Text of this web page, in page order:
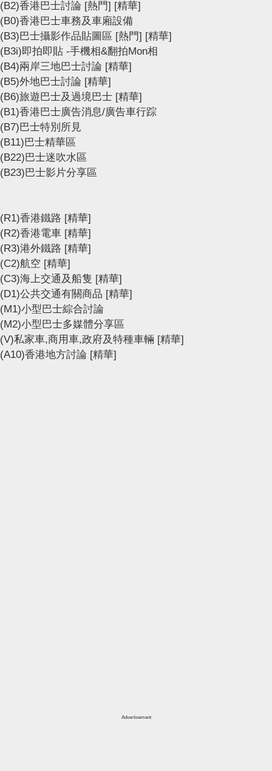
(B2)香港巴士討論 [熱門] [精華]
(B0)香港巴士車務及車廂設備
(B3)巴士攝影作品貼圖區 [熱門] [精華]
(B3i)即拍即貼 -手機相&翻拍Mon相
(B4)兩岸三地巴士討論 [精華]
(B5)外地巴士討論 [精華]
(B6)旅遊巴士及過境巴士 [精華]
(B1)香港巴士廣告消息/廣告車行踪
(B7)巴士特別所見
(B11)巴士精華區
(B22)巴士迷吹水區
(B23)巴士影片分享區
(R1)香港鐵路 [精華]
(R2)香港電車 [精華]
(R3)港外鐵路 [精華]
(C2)航空 [精華]
(C3)海上交通及船隻 [精華]
(D1)公共交通有關商品 [精華]
(M1)小型巴士綜合討論
(M2)小型巴士多媒體分享區
(V)私家車,商用車,政府及特種車輛 [精華]
(A10)香港地方討論 [精華]
Advertisement